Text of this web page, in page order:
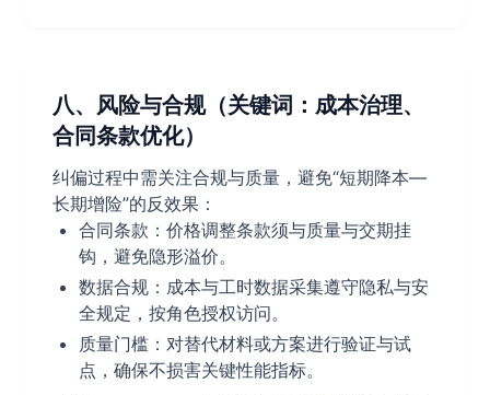
八、风险与合规（关键词：成本治理、
合同条款优化）
纠偏过程中需关注合规与质量，避免“短期降本—
长期增险”的反效果：
合同条款：价格调整条款须与质量与交期挂
钩，避免隐形溢价。
数据合规：成本与工时数据采集遵守隐私与安
全规定，按角色授权访问。
质量门槛：对替代材料或方案进行验证与试
点，确保不损害关键性能指标。